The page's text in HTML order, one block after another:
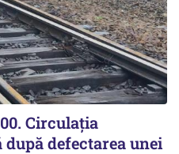
Circulația
defectarea unei